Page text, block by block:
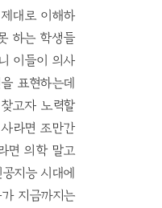
대로 이해하
하는 학생들
이들이 의사
표현하는데
고자 노력할
라면 조만간
면 의학 말고
지능 시대에
지금까지는